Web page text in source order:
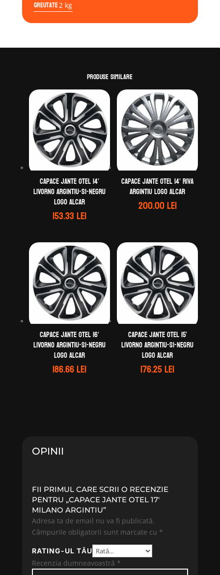
Greutate2 kg
Produse similare
Capace jante otel 14′
Livorno argintiu-si-negru
logo Alcar
153.33lei
Capace jante otel 14′ Riva
argintiu logo Alcar
200.00lei
Capace jante otel 16′
Livorno argintiu-si-negru
logo Alcar
186.66lei
Capace jante otel 15′
Livorno argintiu-si-negru
logo Alcar
176.25lei
OPINII
FII PRIMUL CARE SCRII O RECENZIE
PENTRU „CAPACE JANTE OTEL 17′
MILANO ARGINTIU”
Adresa ta de email nu va fi publicată.
Câmpurile obligatorii sunt marcate cu *
RATING-UL TĂU
Recenzia dumneavoastră *